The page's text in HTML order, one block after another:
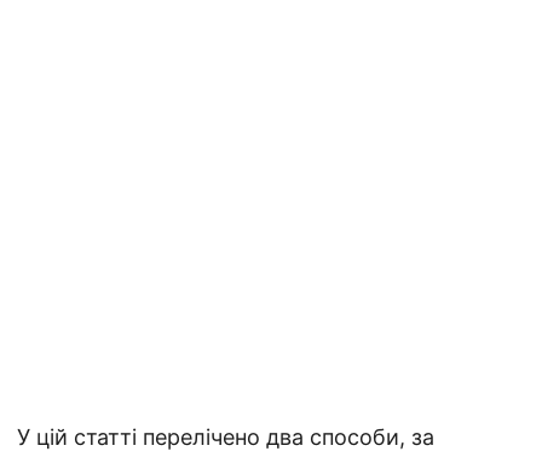
У цій статті перелічено два способи, за